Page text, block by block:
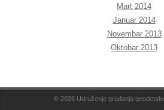
Mart 2014
Januar 2014
Novembar 2013
Oktobar 2013
© 2026 Udruženje građanja